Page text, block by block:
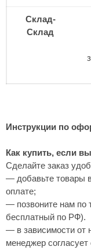
Склад-
Склад
Инструкции по
Как купить, если
Сделайте заказ
— добавьте товары
оплате;
— позвоните нам по
бесплатный по РФ).
— в зависимости от
менеджер